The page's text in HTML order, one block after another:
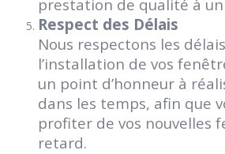
prestation de qualité à
Respect des Délais
Nous respectons les
l’installation de vos
un point d’honneur à
dans les temps, afin que
profiter de vos nouvelles
retard.